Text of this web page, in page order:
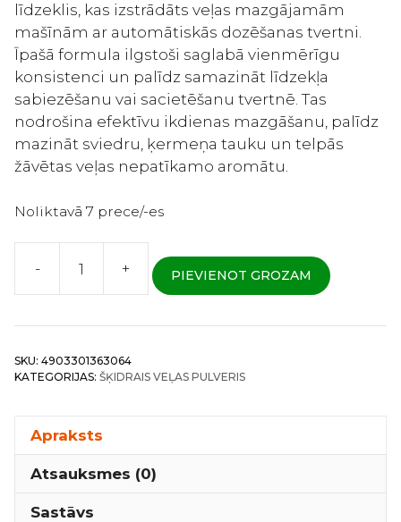
līdzeklis, kas izstrādāts veļas mazgājamām
mašīnām ar automātiskās dozēšanas tvertni.
Īpašā formula ilgstoši saglabā vienmērīgu
konsistenci un palīdz samazināt līdzekļa
sabiezēšanu vai sacietēšanu tvertnē. Tas
nodrošina efektīvu ikdienas mazgāšanu, palīdz
mazināt sviedru, ķermeņa tauku un telpās
žāvētas veļas nepatīkamo aromātu.
Noliktavā 7 prece/-es
-
Lion
NANOX
for
šķidrais
veļas
+ PIEVIENOT GROZAM
SKU: 4903301363064
KATEGORIJAS: ŠĶIDRAIS VEĻAS PULVERIS
Apraksts
Atsauksmes (0)
Sastāvs